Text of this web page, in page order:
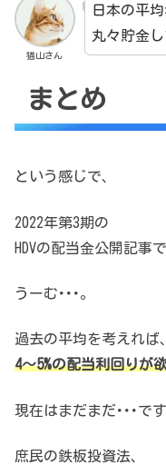
猫山さん
日本の平
丸々貯金し
まとめ
という感じで、
2022年第3期の
HDVの配当金公開記事
うーむ･･･。
過去の平均を考えれば
4～5%の配当利回りが
現在はまだまだ･･･です
庶民の鉄板投資法、